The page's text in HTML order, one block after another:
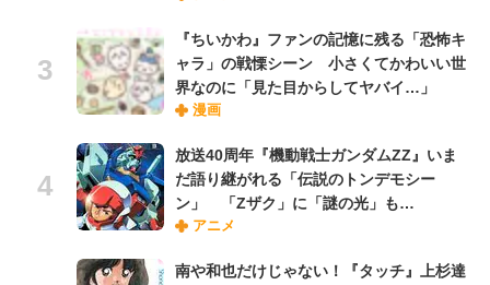
『ちいかわ』ファンの記憶に残る「恐怖キ
ャラ」の戦慄シーン 小さくてかわいい世
界なのに「見た目からしてヤバイ…」
漫画
放送40周年『機動戦士ガンダムZZ』いま
だ語り継がれる「伝説のトンデモシー
ン」 「Zザク」に「謎の光」も…
アニメ
南や和也だけじゃない！『タッチ』上杉達